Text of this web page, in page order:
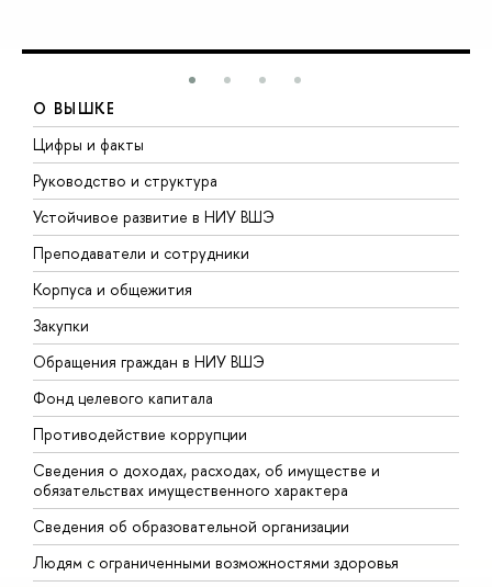
О ВЫШКЕ
Цифры и факты
Руководство и структура
Устойчивое развитие в НИУ ВШЭ
Преподаватели и сотрудники
Корпуса и общежития
Закупки
Обращения граждан в НИУ ВШЭ
Фонд целевого капитала
Противодействие коррупции
Сведения о доходах, расходах, об имуществе и
обязательствах имущественного характера
Сведения об образовательной организации
Людям с ограниченными возможностями здоровья